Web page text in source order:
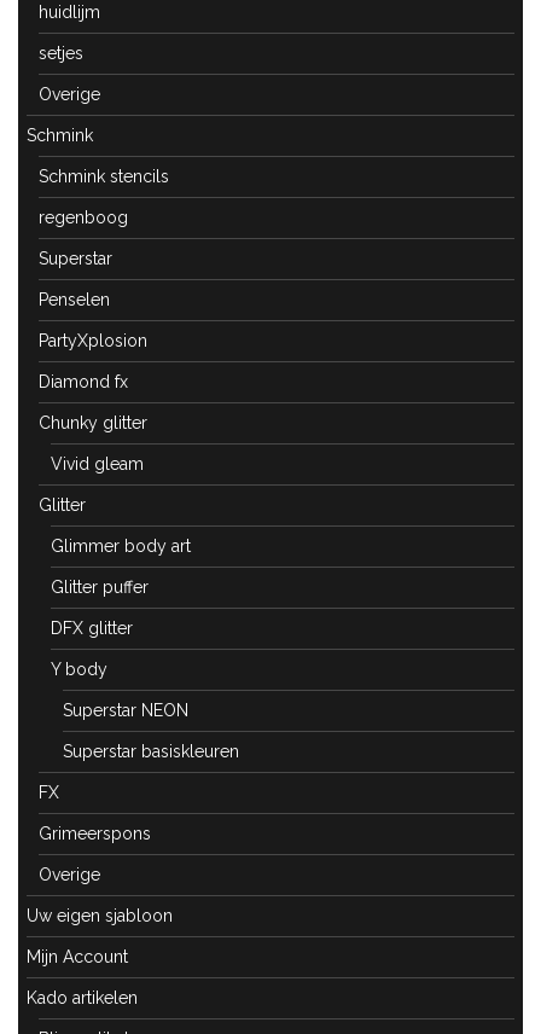
huidlijm
setjes
Overige
Schmink
Schmink stencils
regenboog
Superstar
Penselen
PartyXplosion
Diamond fx
Chunky glitter
Vivid gleam
Glitter
Glimmer body art
Glitter puffer
DFX glitter
Y body
Superstar NEON
Superstar basiskleuren
FX
Grimeerspons
Overige
Uw eigen sjabloon
Mijn Account
Kado artikelen